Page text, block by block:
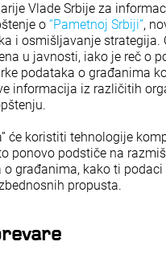
Vlade Srbije za
o “Pametnoj Srbiji”,
i osmišljavanje
u javnosti, iako je reč o
podataka o građanima
informacija iz različitih
će koristiti tehnologije
ponovo podstiče na
o građanima, kako ti
propusta.